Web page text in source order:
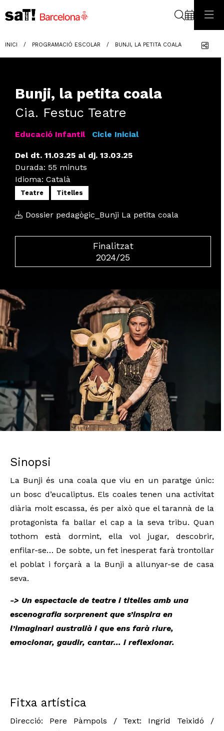
INICI PROGRAMACIÓ ESCOLAR BUNJI, LA PETITA COALA
Bunji, la petita coala
Cia. Festuc Teatre
Educació Infantil Cicle Inicial
Del dt. 11.03.25 al dj. 13.03.25
Durada: 55 minuts
Idioma: Català
Teatre Titelles
Dossier pedagògic_Bunji La petita coala
Finalitzat
2024/25
Sinopsi
La Bunji és una coala que viu en
un bosc d’eucaliptus. Els coales tenen una activitat
diària molt escassa, és per això que el tarannà de la
protagonista fa ballar el cap a la seva tribu. Quan
tothom està dormint, ella vol jugar, descobrir,
enfilar-se… De sobte, un fet inesperat farà trontollar
el poblat i forçarà a la Bunji a allunyar-se de casa
seva.
-> Un espectacle de teatre i titelles amb una
escenografia sorprenent que s’inspira en
l’imaginari australià i que ens farà riure,
emocionar, gaudir, cantar... i reflexionar.
Fitxa artística
Direcció: Pere Pàmpols / Text: Ingrid Teixidó /